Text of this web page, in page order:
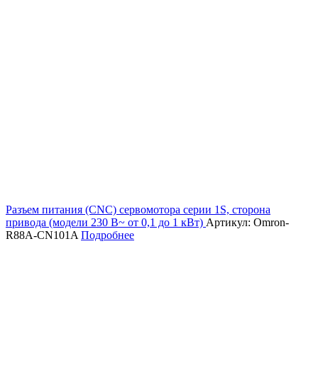
Разъем питания (CNC) сервомотора серии 1S, сторона
привода (модели 230 В~ от 0,1 до 1 кВт) Артикул: Omron-
R88A-CN101A Подробнее